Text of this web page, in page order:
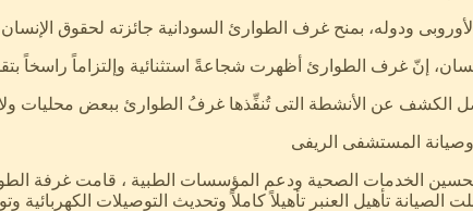
ودوله، بمنح غرف الطوارئ السودانية جائزته لحقوق الإنسان للعام
إنّ غرف الطوارئ أظهرت شجاعةً استثنائية وإلتزاماً راسخاً
الكشف عن الأنشطة التى تُنفِّذها غرفُ الطوارئ ببعض محليات
وصيانة المستشفى الريفى
العنبر تأهيلاً كاملاً وتحديث التوصيلات الكهربائية وتوفير عدد ١٠ أسرِّة طبية حديثة